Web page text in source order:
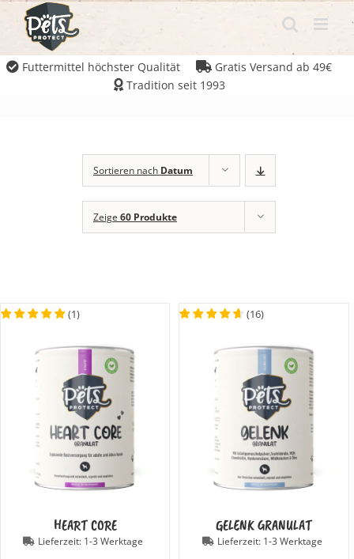
Futtermittel höchster Qualität
Gratis Versand ab 49€
Tradition seit 1993
Sortieren nach Datum
Zeige 60 Produkte
(1)
HEART CORE
Lieferzeit: 1-3 Werktage
(16)
GELENK GRANULAT
Lieferzeit: 1-3 Werktage